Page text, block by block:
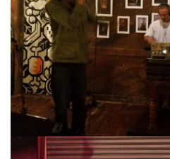
YOKOHAMA
Grassroots
–
3
分・
鶴
屋
町
に